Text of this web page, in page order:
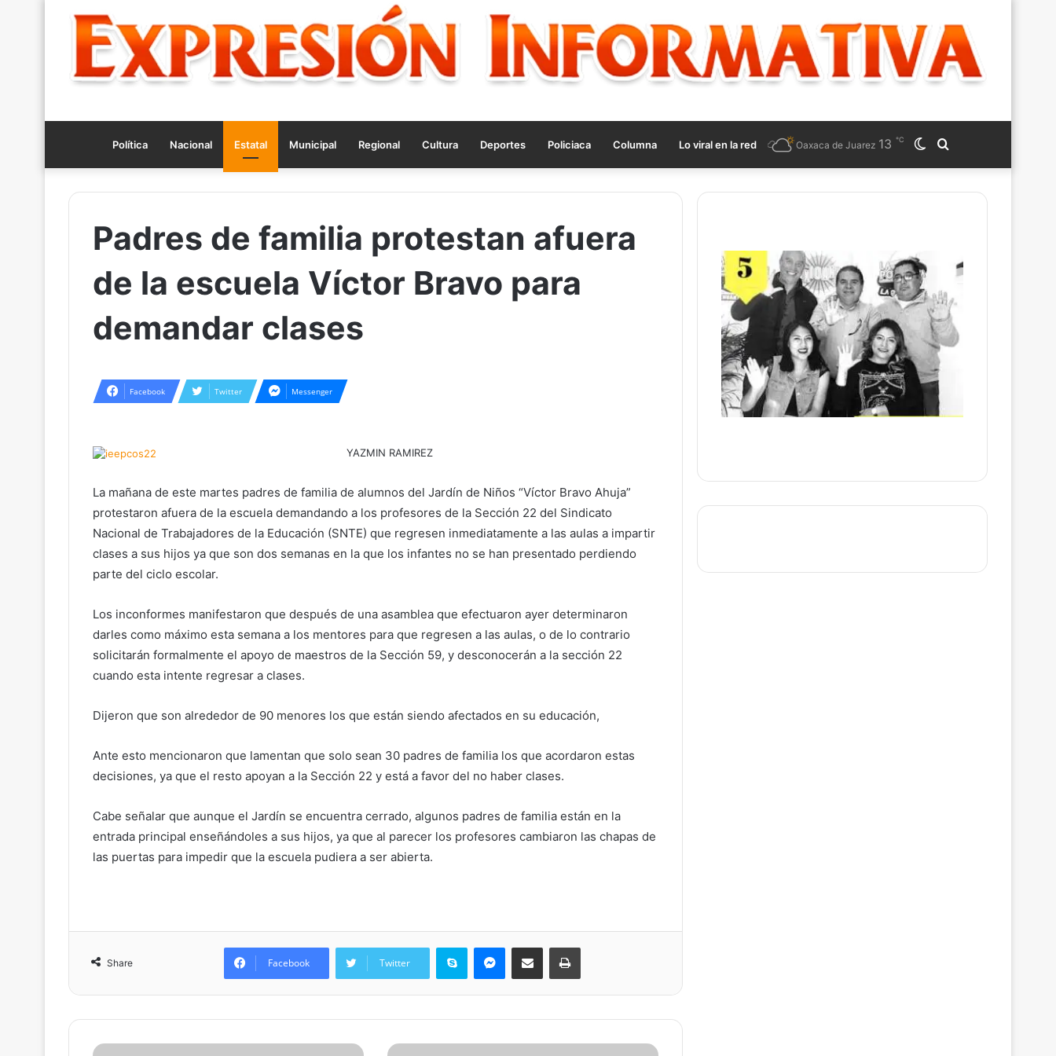
Política Nacional Estatal Municipal Regional Cultura Deportes Policiaca Columna Lo viral en la red
for
Switch
skin
Oaxaca de Juarez 13 ℃
Padres de familia protestan afuera
de la escuela Víctor Bravo para
demandar clases
Facebook Twitter Messenger
YAZMIN RAMIREZ
La mañana de este martes padres de familia de alumnos del Jardín de Niños “Víctor Bravo Ahuja”
protestaron afuera de la escuela demandando a los profesores de la Sección 22 del Sindicato
Nacional de Trabajadores de la Educación (SNTE) que regresen inmediatamente a las aulas a impartir
clases a sus hijos ya que son dos semanas en la que los infantes no se han presentado perdiendo
parte del ciclo escolar.
Los inconformes manifestaron que después de una asamblea que efectuaron ayer determinaron
darles como máximo esta semana a los mentores para que regresen a las aulas, o de lo contrario
solicitarán formalmente el apoyo de maestros de la Sección 59, y desconocerán a la sección 22
cuando esta intente regresar a clases.
Dijeron que son alrededor de 90 menores los que están siendo afectados en su educación,
Ante esto mencionaron que lamentan que solo sean 30 padres de familia los que acordaron estas
decisiones, ya que el resto apoyan a la Sección 22 y está a favor del no haber clases.
Cabe señalar que aunque el Jardín se encuentra cerrado, algunos padres de familia están en la
entrada principal enseñándoles a sus hijos, ya que al parecer los profesores cambiaron las chapas de
las puertas para impedir que la escuela pudiera a ser abierta.
Share Facebook Twitter
Skype Messenger
Share via Email Print